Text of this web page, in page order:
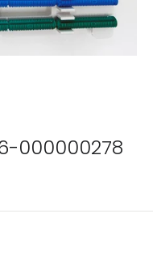
000000278